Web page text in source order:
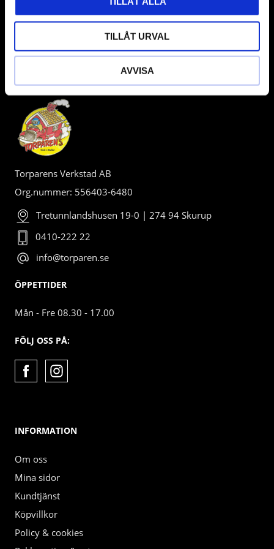
TILLÅT URVAL
AVVISA
Torparens Verkstad AB
Org.nummer: 556403-6480
Tretunnlandshusen 19-0 | 274 94 Skurup
0410-222 22
info@torparen.se
ÖPPETTIDER
Mån - Fre 08.30 - 17.00
FÖLJ OSS PÅ:
INFORMATION
Om oss
Mina sidor
Kundtjänst
Köpvillkor
Policy & cookies